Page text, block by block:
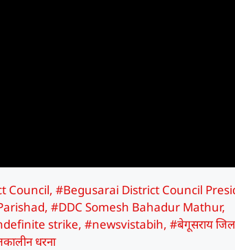
Council,#Begusarai District Council
,#DDC Somesh Bahadur Mathur,
strike,#newsvistabih,#बेगूसराय
धरना